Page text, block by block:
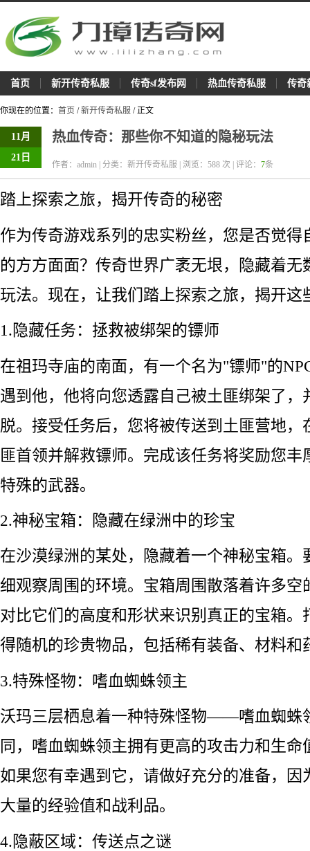
首页 新开传奇私服 传奇sf发布网 热血传奇私服 传奇
你现在的位置： 首页 /新开传奇私服 / 正文
11月
21日
热血传奇：那些你不知道的隐秘玩法
作者：admin | 分类：新开传奇私服 | 浏览： 588 次 | 评论： 7条
踏上探索之旅，揭开传奇的秘密
作为传奇游戏系列的忠实粉丝，您是否觉得
的方方面面？传奇世界广袤无垠，隐藏着无
玩法。现在，让我们踏上探索之旅，揭开这
1.隐藏任务：拯救被绑架的镖师
在祖玛寺庙的南面，有一个名为"镖师"的
遇到他，他将向您透露自己被土匪绑架了，
脱。接受任务后，您将被传送到土匪营地，
匪首领并解救镖师。完成该任务将奖励您丰
特殊的武器。
2.神秘宝箱：隐藏在绿洲中的珍宝
在沙漠绿洲的某处，隐藏着一个神秘宝箱。
细观察周围的环境。宝箱周围散落着许多空
对比它们的高度和形状来识别真正的宝箱。
得随机的珍贵物品，包括稀有装备、材料和
3.特殊怪物：嗜血蜘蛛领主
沃玛三层栖息着一种特殊怪物——嗜血蜘蛛
同，嗜血蜘蛛领主拥有更高的攻击力和生命
如果您有幸遇到它，请做好充分的准备，因
大量的经验值和战利品。
4.隐蔽区域：传送点之谜